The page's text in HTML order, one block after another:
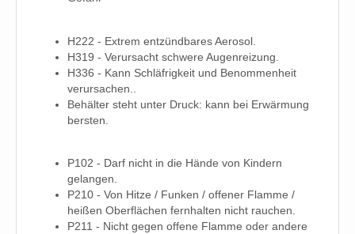
H222 - Extrem entzündbares Aerosol.
H319 - Verursacht schwere Augenreizung.
H336 - Kann Schläfrigkeit und Benommenheit
verursachen..
Behälter steht unter Druck: kann bei Erwärmung
bersten.
P102 - Darf nicht in die Hände von Kindern
gelangen.
P210 - Von Hitze / Funken / offener Flamme /
heißen Oberflächen fernhalten nicht rauchen.
P211 - Nicht gegen offene Flamme oder andere